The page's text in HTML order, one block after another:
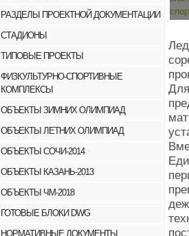
РАЗДЕЛЫ ПРОЕКТНОЙ ДОКУМЕНТАЦИИ
СТАДИОНЫ
ТИПОВЫЕ ПРОЕКТЫ
ФИЗКУЛЬТУРНО-СПОРТИВНЫЕ
КОМПЛЕКСЫ
ОБЪЕКТЫ ЗИМНИХ ОЛИМПИАД
ОБЪЕКТЫ ЛЕТНИХ ОЛИМПИАД
ОБЪЕКТЫ СОЧИ-2014
ОБЪЕКТЫ КАЗАНЬ-2013
ОБЪЕКТЫ ЧМ-2018
ГОТОВЫЕ БЛОКИ DWG
НОРМАТИВНЫЕ ДОКУМЕНТЫ